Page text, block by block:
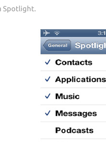
Spotlight.